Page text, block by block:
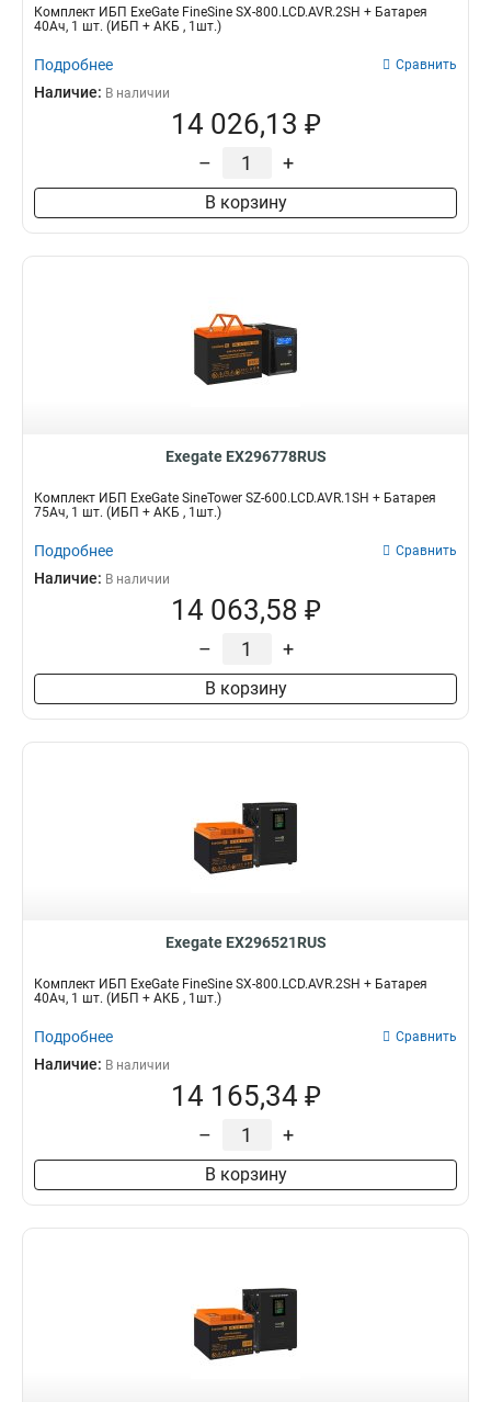
Комплект ИБП ExeGate FineSine SX-800.LCD.AVR.2SH + Батарея
40Aч, 1 шт. (ИБП + АКБ , 1шт.)
Подробнее Сравнить
Наличие: В наличии
14 026,13 ₽
– +
В корзину
Exegate EX296778RUS
Комплект ИБП ExeGate SineTower SZ-600.LCD.AVR.1SH + Батарея
75Aч, 1 шт. (ИБП + АКБ , 1шт.)
Подробнее Сравнить
Наличие: В наличии
14 063,58 ₽
– +
В корзину
Exegate EX296521RUS
Комплект ИБП ExeGate FineSine SX-800.LCD.AVR.2SH + Батарея
40Aч, 1 шт. (ИБП + АКБ , 1шт.)
Подробнее Сравнить
Наличие: В наличии
14 165,34 ₽
– +
В корзину